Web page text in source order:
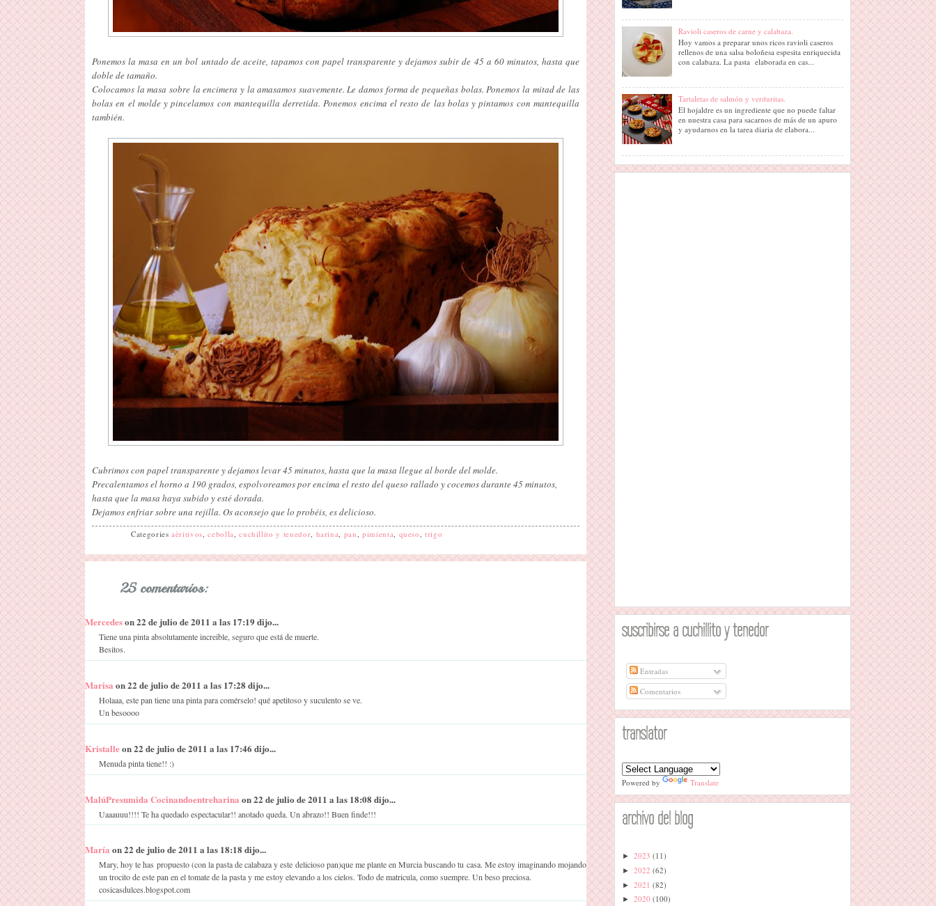
Ponemos la masa en un bol untado de aceite, tapamos con papel transparente y dejamos subir de 45 a 60 minutos, hasta que
doble de tamaño.
Colocamos la masa sobre la encimera y la amasamos suavemente. Le damos forma de pequeñas bolas. Ponemos la mitad de las
bolas en el molde y pincelamos con mantequilla derretida. Ponemos encima el resto de las bolas y pintamos con mantequilla
también.
Cubrimos con papel transparente y dejamos levar 45 minutos, hasta que la masa llegue al borde del molde.
Precalentamos el horno a 190 grados, espolvoreamos por encima el resto del queso rallado y cocemos durante 45 minutos,
hasta que la masa haya subido y esté dorada.
Dejamos enfriar sobre una rejilla. Os aconsejo que lo probéis, es delicioso.
Categoriesaèritivos ,cebolla ,cuchillito y tenedor harina pan ,pimienta queso ,trigo
25 comentarios:
Mercedeson 22 de julio de 2011 a las 17:19 dijo...
Tiene una pinta absolutamente increible, seguro que está de muerte.
Besitos.
Marisa on 22 de julio de 2011 a las 17:28 dijo...
Holaaa, este pan tiene una pinta para comérselo! qué apetitoso y suculento se ve.
Un besoooo
Kristalleon 22 de julio de 2011 a las 17:46 dijo...
Menuda pinta tiene!! :)
MalúPresumida Cocinandoentreharina on 22 de julio de 2011 a las 18:08 dijo...
Uaaauuu!!!! Te ha quedado espectacular!! anotado queda. Un abrazo!! Buen finde!!!
María on 22 de julio de 2011 a las 18:18 dijo...
Mary, hoy te has propuesto (con la pasta de calabaza y este delicioso pan)que me plante en Murcia buscando tu casa. Me estoy imaginando mojando
un trocito de este pan en el tomate de la pasta y me estoy elevando a los cielos. Todo de matricula, como suempre. Un beso preciosa.
cosicasdulces.blogspot.com
Ravioli caseros de carne y calabaza.
Hoy vamos a preparar unos ricos ravioli caseros
rellenos de una salsa boloñesa espesita enriquecida
con calabaza. La pasta elaborada en cas...
Tartaletas de salmón y verduritas.
El hojaldre es un ingrediente que no puede faltar
en nuestra casa para sacarnos de más de un apuro
y ayudarnos en la tarea diaria de elabora...
suscribirse a cuchillito y tenedor
Entradas
Comentarios
translator
Powered by Translate
archivo del blog
► 2023 (11)
► 2022 (62)
► 2021 (82)
► 2020 (100)